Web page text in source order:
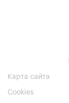
Карта сайта
Cookies